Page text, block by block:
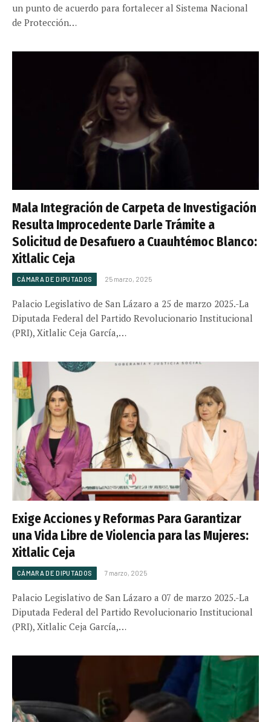
un punto de acuerdo para fortalecer al Sistema Nacional
de Protección…
Mala Integración de Carpeta de Investigación
Resulta Improcedente Darle Trámite a
Solicitud de Desafuero a Cuauhtémoc Blanco:
Xitlalic Ceja
CÁMARA DE DIPUTADOS 25 marzo, 2025
Palacio Legislativo de San Lázaro a 25 de marzo 2025.-La
Diputada Federal del Partido Revolucionario Institucional
(PRI), Xitlalic Ceja García,…
Exige Acciones y Reformas Para Garantizar
una Vida Libre de Violencia para las Mujeres:
Xitlalic Ceja
CÁMARA DE DIPUTADOS 7 marzo, 2025
Palacio Legislativo de San Lázaro a 07 de marzo 2025.-La
Diputada Federal del Partido Revolucionario Institucional
(PRI), Xitlalic Ceja García,…